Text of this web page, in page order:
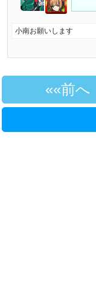
小南お願いします
«前へ